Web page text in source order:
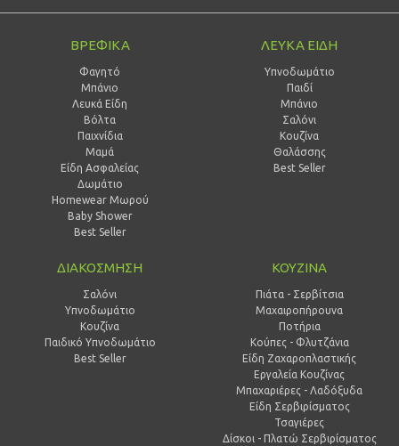
ΒΡΕΦΙΚΑ
Φαγητό
Μπάνιο
Λευκά Είδη
Βόλτα
Παιχνίδια
Μαμά
Είδη Ασφαλείας
Δωμάτιο
Homewear Μωρού
Baby Shower
Best Seller
ΛΕΥΚΑ ΕΙΔΗ
Υπνοδωμάτιο
Παιδί
Mπάνιο
Σαλόνι
Κουζίνα
Θαλάσσης
Best Seller
ΔΙΑΚΟΣΜΗΣΗ
Σαλόνι
Υπνοδωμάτιο
Κουζίνα
Παιδικό Υπνοδωμάτιο
Best Seller
ΚΟΥΖΙΝΑ
Πιάτα - Σερβίτσια
Μαχαιροπήρουνα
Ποτήρια
Κούπες - Φλυτζάνια
Είδη Ζαχαροπλαστικής
Εργαλεία Κουζίνας
Μπαχαριέρες - Λαδόξυδα
Είδη Σερβιρίσματος
Τσαγιέρες
Δίσκοι - Πλατώ Σερβιρίσματος